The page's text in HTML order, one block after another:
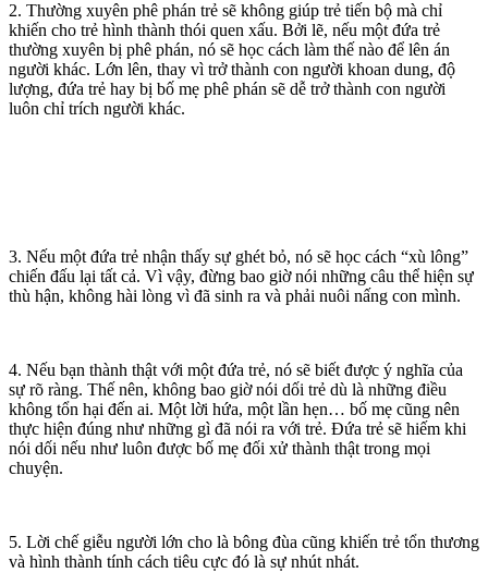
2. Thường xuyên phê phán trẻ sẽ không giúp trẻ tiến bộ mà chỉ
khiến cho trẻ hình thành thói quen xấu. Bởi lẽ, nếu một đứa trẻ
thường xuyên bị phê phán, nó sẽ học cách làm thế nào để lên án
người khác. Lớn lên, thay vì trở thành con người khoan dung, độ
lượng, đứa trẻ hay bị bố mẹ phê phán sẽ dễ trở thành con người
luôn chỉ trích người khác.
3. Nếu một đứa trẻ nhận thấy sự ghét bỏ, nó sẽ học cách “xù lông”
chiến đấu lại tất cả. Vì vậy, đừng bao giờ nói những câu thể hiện sự
thù hận, không hài lòng vì đã sinh ra và phải nuôi nấng con mình.
4. Nếu bạn thành thật với một đứa trẻ, nó sẽ biết được ý nghĩa của
sự rõ ràng. Thế nên, không bao giờ nói dối trẻ dù là những điều
không tổn hại đến ai. Một lời hứa, một lần hẹn… bố mẹ cũng nên
thực hiện đúng như những gì đã nói ra với trẻ. Đứa trẻ sẽ hiếm khi
nói dối nếu như luôn được bố mẹ đối xử thành thật trong mọi
chuyện.
5. Lời chế giễu người lớn cho là bông đùa cũng khiến trẻ tổn thương
và hình thành tính cách tiêu cực đó là sự nhút nhát.